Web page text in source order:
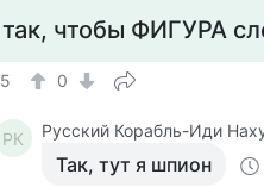
чтобы ФИГУРА
5 0
РК Русский Корабль-Иди
Так, тут я шпион